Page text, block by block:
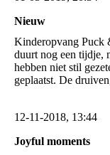
Nieuw
Kinderopvang
duurt nog een tijdje,
hebben niet stil
geplaatst. De
12-11-2018, 13:44
Joyful moments